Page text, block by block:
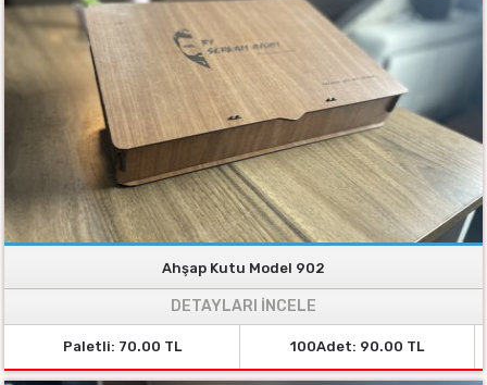
Ahşap Kutu Model 902
DETAYLARI İNCELE
Paletli: 70.00 TL 100Adet: 90.00 TL